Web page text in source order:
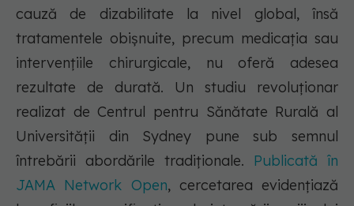
cauză de dizabilitate la nivel global, însă
tratamentele obișnuite, precum medicația sau
intervențiile chirurgicale, nu oferă adesea
rezultate de durată. Un studiu revoluționar
realizat de Centrul pentru Sănătate Rurală al
Universității din Sydney pune sub semnul
întrebării abordările tradiționale. Publicată în
JAMA Network Open, cercetarea evidențiază